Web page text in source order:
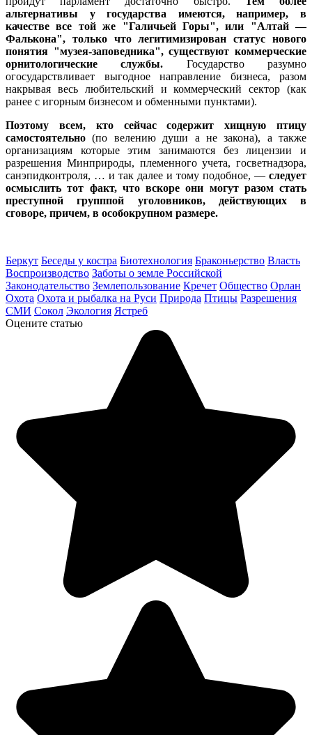
альтернативы у государства имеются, например, в
качестве все той же "Галичьей Горы", или "Алтай —
Фалькона", только что легитимизирован статус нового
понятия "музея-заповедника", существуют коммерческие
орнитологические службы. Государство разумно
огосударствливает выгодное направление бизнеса, разом
накрывая весь любительский и коммерческий сектор (как
ранее с игорным бизнесом и обменными пунктами).
Поэтому всем, кто сейчас содержит хищную птицу
самостоятельно(по велению души а не закона), а также
организациям которые этим занимаются без лицензии и
разрешения Минприроды, племенного учета, госветнадзора,
санэпидконтроля, … и так далее и тому подобное, — следует
осмыслить тот факт, что вскоре они могут разом стать
преступной групппой уголовников, действующих в
сговоре, причем, в особокрупном размере.
Беркут Беседы у костра Биотехнология Браконьерство Власть
Воспроизводство Заботы о земле Российской
Законодательство Землепользование Кречет Общество Орлан
Охота Охота и рыбалка на Руси Природа Птицы Разрешения
СМИ Сокол Экология Ястреб
Оцените статью